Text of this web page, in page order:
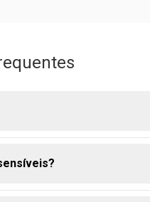
a sobre a pálpebra até